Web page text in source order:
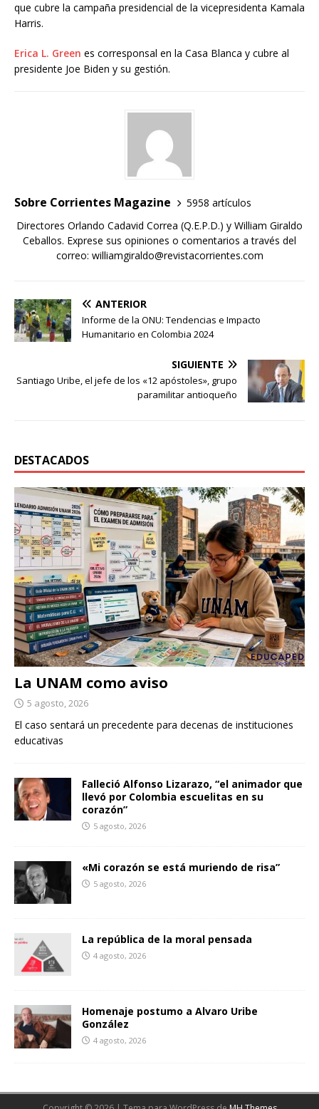
que cubre la campaña presidencial de la vicepresidenta Kamala
Harris.
Erica L. Green es corresponsal en la Casa Blanca y cubre al
presidente Joe Biden y su gestión.
Sobre Corrientes Magazine
5958 artículos
Directores Orlando Cadavid Correa (Q.E.P.D.) y William Giraldo
Ceballos. Exprese sus opiniones o comentarios a través del
correo: williamgiraldo@revistacorrientes.com
ANTERIOR
Informe de la ONU: Tendencias e Impacto
Humanitario en Colombia 2024
SIGUIENTE
Santiago Uribe, el jefe de los «12 apóstoles», grupo
paramilitar antioqueño
DESTACADOS
La UNAM como aviso
5 agosto, 2026
El caso sentará un precedente para decenas de instituciones
educativas
Falleció Alfonso Lizarazo, “el animador que
llevó por Colombia escuelitas en su
corazón”
5 agosto, 2026
«Mi corazón se está muriendo de risa”
5 agosto, 2026
La república de la moral pensada
4 agosto, 2026
Homenaje postumo a Alvaro Uribe
González
4 agosto, 2026